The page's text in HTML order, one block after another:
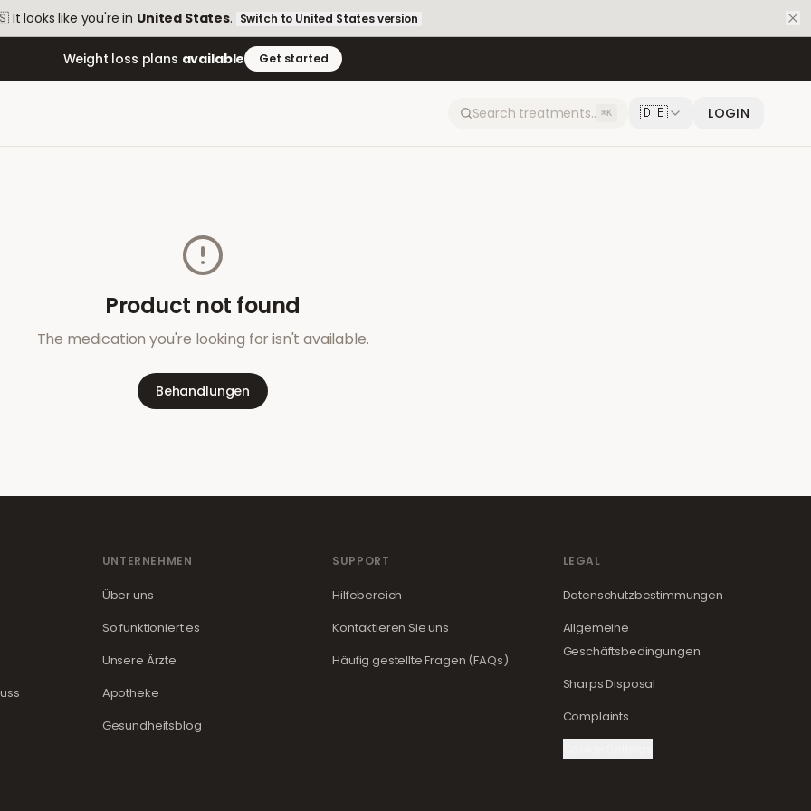
It looks like you're in United States. Switch to United Statesversion
Weight loss plans available Get started
⌘K 🇩🇪 LOGIN
Product not found
The medication you're looking for isn't available.
Behandlungen
UNTERNEHMEN
Über uns
So funktioniert es
Unsere Ärzte
Apotheke
Gesundheitsblog
SUPPORT
Hilfebereich
Kontaktieren Sie uns
Häufig gestellte Fragen (FAQs)
LEGAL
Datenschutzbestimmungen
Allgemeine
Geschäftsbedingungen
Sharps Disposal
Complaints